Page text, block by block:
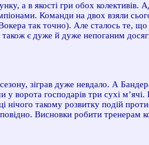
а в якості гри обох колективів.
Команди на двох взяли
так точно). Але сталось те,
є дуже й дуже непоганим
зіграв дуже невдало. А
ворота господарів три сухі
такому розвитку подій
Висновки робити тренерам